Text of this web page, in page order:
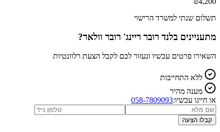
תשלום שנתי למשרד הרישוי
מתעניינים בלנד רובר ריינג' רובר וולאר?
השאירו פרטים עכשיו ונעזור לכם לקבל הצעת רלוונטיות
ללא התחייבות
מענה מהיר
או חייגו עכשיו:058-7809093
קבלו הצעה